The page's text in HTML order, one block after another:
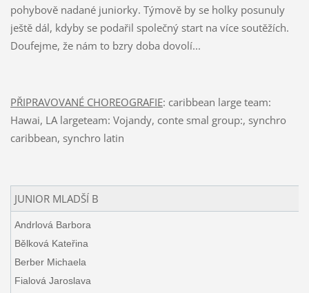
pohybově nadané juniorky. Týmově by se holky posunuly
ještě dál, kdyby se podařil společný start na více soutěžích.
Doufejme, že nám to bzry doba dovolí...
PŘIPRAVOVANÉ CHOREOGRAFIE: caribbean large team:
Hawai, LA largeteam: Vojandy, conte smal group:, synchro
caribbean, synchro latin
JUNIOR MLADŠÍ B
Andrlová Barbora
Bělková Kateřina
Berber Michaela
Fialová Jaroslava